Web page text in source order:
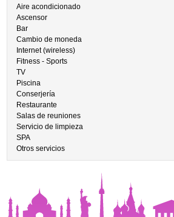
Aire acondicionado
Ascensor
Bar
Cambio de moneda
Internet (wireless)
Fitness - Sports
TV
Piscina
Conserjería
Restaurante
Salas de reuniones
Servicio de limpieza
SPA
Otros servicios